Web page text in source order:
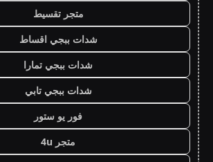
متجر تقسيط
شدات ببجي اقساط
شدات ببجي تمارا
شدات ببجي تابي
فور يو ستور
متجر 4u